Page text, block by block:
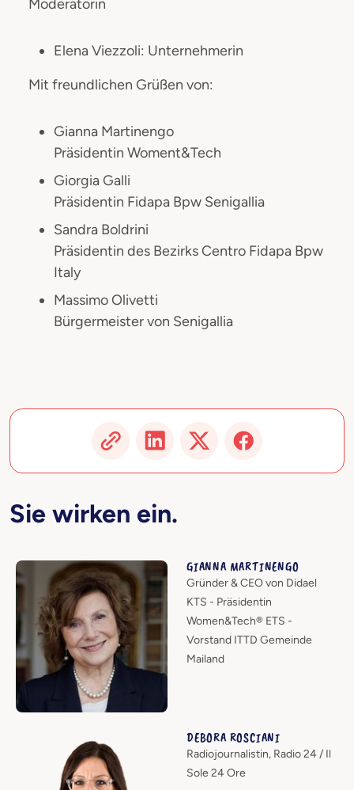
Moderatorin
Elena Viezzoli: Unternehmerin
Mit freundlichen Grüßen von:
Gianna Martinengo
Präsidentin Woment&Tech
Giorgia Galli
Präsidentin Fidapa Bpw Senigallia
Sandra Boldrini
Präsidentin des Bezirks Centro Fidapa Bpw
Italy
Massimo Olivetti
Bürgermeister von Senigallia
Sie wirken ein.
GIANNA MARTINENGO
Gründer & CEO von Didael
KTS - Präsidentin
Women&Tech® ETS -
Vorstand ITTD Gemeinde
Mailand
DEBORA ROSCIANI
Radiojournalistin, Radio 24 / Il
Sole 24 Ore